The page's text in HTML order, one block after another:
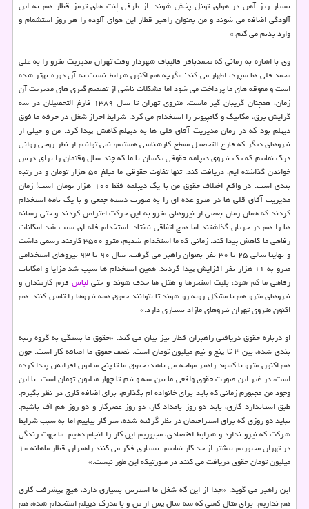
بسیار ریز آهن در هوای تونل پخش شوند. از طرفی لِنت های ترمز قطار هم به این
آلودگی اضافه می شوند و من بعنوان راهبر قطار این هوای آلوده را هر روز استشمام و
وارد بدنم می كنم.»
وی با اشاره به زمانی كه محمدباقر قالیباف شهردار وقت تهران مدیریت مترو را به علی
محمد قلی ها سپرد، اظهار می كند: «گرچه هم اكنون شرایط نسبت به آن دوره بهتر شده
است و معوقه های ما پرداخت می شود اما مشكلات ناشی از تصمیم گیری های مدیریت آن
زمان، همچنان گریبان گیر ماست. متروی تهران تا سال ۱۳۸۹ فارغ التحصیلان در سه
گرایش برق، مكانیك و كامپیوتر را استخدام می كرد. شرایط احراز شغل در حرفه ما فوق
دیپلم بود كه در زمان مدیریت آقای قلی ها به دیپلم كاهش پیدا كرد. من و خیلی از
نیروهای دیگر كه فارغ التحصیل مقطع كارشناسی هستیم، نمی توانیم از نظر روحی روانی
درك نماییم كه یك نیروی دیپلمه حقوقی یكسان با ما كه چند سال وقتمان را برای درس
خواندن گذاشته ایم، دریافت كند. تنها تفاوت حقوقی ما مبلغ ۵۰ هزار تومان و در رتبه
بندی است. در واقع اختلاف حقوق من با یك دیپلمه فقط ۱۰۰ هزار تومان است! زمان
مدیریت آقای قلی ها در مترو عده ای را به صورت دسته جمعی و با یك نامه استخدام
كردند كه همان زمان بعضی از نیروهای مترو به این حركت اعتراض كردند و حتی رسانه
ها را هم در جریان گذاشتند اما هیچ اتفاقی نیفتاد. استخدام فله ای سبب شد امكانات
رفاهی ما كاهش پیدا كند. زمانی كه ما استخدام شدیم، مترو ۳۵۰۰ كارمند رسمی داشت
و نهایتا سالی ۲۵ تا ۳۰ نفر بعنوان راهبر می گرفت. سال ۹۰ تا ۹۳ نیروهای استخدامی
مترو به ۱۱ هزار نفر افزایش پیدا كردند. همین استخدام ها سبب شد مزایا و امكانات
رفاهی ما كم شود، بلیت استخرها و هتل ها حذف شوند و حتیلباس فرم كارمندان و
نیروهای مترو هم با مشكل روبه رو شوند تا بتوانند حقوق همه نیروها را تامین كنند. هم
اكنون متروی تهران نیروهای مازاد بسیاری دارد.»
او درباره حقوق دریافتی راهبران قطار نیز بیان می كند: «حقوق ما بستگی به گروه رتبه
بندی شده، بین ۳ تا پنج و نیم میلیون تومان است. نصف حقوق ما اضافه كار است. چون
هم اكنون مترو با كمبود راهبر مواجه می باشد، حقوق ما تا پنج میلیون افزایش پیدا كرده
است، در غیر این صورت حقوق واقعی ما بین سه و نیم تا چهار میلیون تومان است. با این
وجود من مجبورم زمانی كه باید برای خانواده ام بگذارم، برای اضافه كاری در نظر بگیرم.
طبق استاندارد كاری، باید دو روز بامداد كار، دو روز عصركار و دو روز هم آف باشیم.
نباید دو روزی كه برای استراحتمان در نظر گرفته شده، سر كار بیاییم اما به سبب شرایط
شركت كه نیرو ندارد و شرایط اقتصادی، مجبوریم این كار را انجام دهیم. ما جهت زندگی
در تهران مجبوریم بیشتر از حد كار نماییم. بسیاری فكر می كنند راهبران قطار ماهانه ۱۰
میلیون تومان حقوق دریافت می كنند در صورتیكه این طور نیست.»
این راهبر می گوید: «جدا از این كه شغل ما استرس بسیاری دارد، هیچ پیشرفت كاری
هم نداریم. برای مثال كسی كه سه سال پس از من و با مدرك دپیلم استخدام شده، هم